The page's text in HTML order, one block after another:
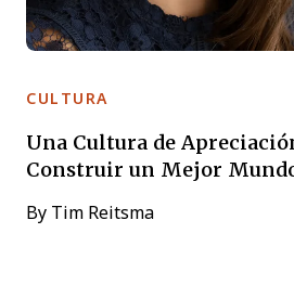
CULTURA
Una Cultura de
Construir un Mejor
By Tim Reitsma